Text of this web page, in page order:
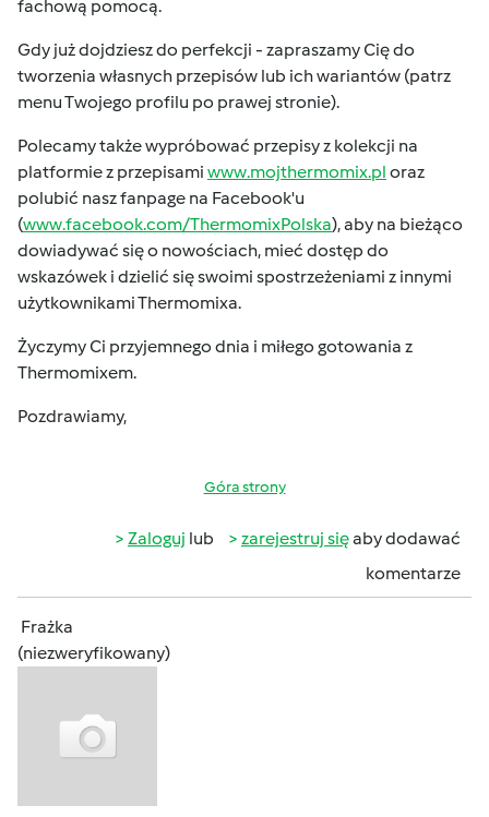
fachową pomocą.
Gdy już dojdziesz do perfekcji - zapraszamy Cię do
tworzenia własnych przepisów lub ich wariantów (patrz
menu Twojego profilu po prawej stronie).
Polecamy także wypróbować przepisy z kolekcji na
platformie z przepisami www.mojthermomix.pl oraz
polubić nasz fanpage na Facebook'u
(www.facebook.com/ThermomixPolska), aby na bieżąco
dowiadywać się o nowościach, mieć dostęp do
wskazówek i dzielić się swoimi spostrzeżeniami z innymi
użytkownikami Thermomixa.
Życzymy Ci przyjemnego dnia i miłego gotowania z
Thermomixem.
Pozdrawiamy,
Góra strony
Zaloguj lub zarejestruj sięaby dodawać
komentarze
Frażka
(niezweryfikowany)